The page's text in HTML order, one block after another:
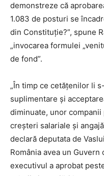
demonstreze că
1.083 de posturi se
din Constituţie?”, spune
„invocarea formulei
de fond”.
„În timp ce cetăţenilor li
suplimentare şi
diminuate, unor
creşteri salariale şi
declară deputata de
România avea un
executivul a aprobat